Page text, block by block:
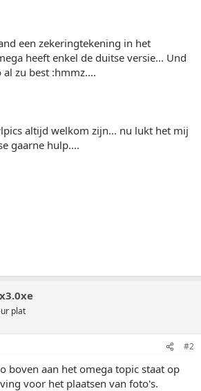
een zekeringtekening in het
heeft enkel de duitse versie... Und
zu best :hmmz....
altijd welkom zijn... nu lukt het mij
gaarne hulp....
plat
#2
boven aan het omega topic staat op
voor het plaatsen van foto's.